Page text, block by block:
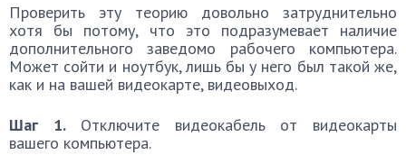
Проверить эту теорию довольно затруднительно
хотя бы потому, что это подразумевает наличие
дополнительного заведомо рабочего компьютера.
Может сойти и ноутбук, лишь бы у него был такой же,
как и на вашей видеокарте, видеовыход.
Шаг 1.Отключите видеокабель от видеокарты
вашего компьютера.